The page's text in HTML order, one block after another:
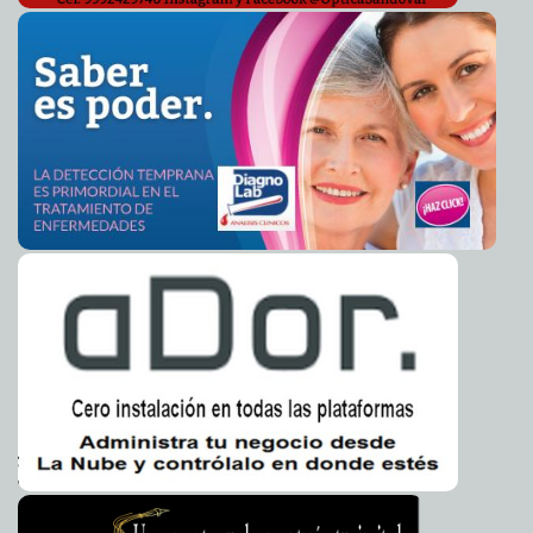
2012-01-25 11:00:55 Ninguna familia que lo necesite se quedará sin recibir
agua y alimentos básicos, afirma Heriberto Félix Guerra Guillermo Barrera
2012-01-25 10:57:15 'Mantener viva la promesa': Obama A7
2012-01-25 10:54:13 Piden a Angela Merkel meter velocidad A7
2012-01-25 10:50:07 Medicamentos matan a más de 25 pakistaníes A7
2012-01-25 10:46:00 Niegan libertad condicional a fundador de Megaupload
2012-01-25 10:31:02 Tormenta solar: lo peor puede estar por llegar (vídeo)
2012-01-25 10:27:42 Cofundador de Apple reconoce superioridad de
2012-01-24 11:49:03 Dios es padre común de todos los seres vivientes:
Mons. Pedro Agustín Rivera Díaz Guillermo Barrera Fernandez
2012-01-24 11:38:09 Custodios de tratado pro-vida promueven el aborto
Guillermo Barrera Fernandez
2012-01-24 11:10:41 Firman convenio para instalar en escuelas casillas
electorales Guillermo Barrera Fernandez
2012-01-24 11:07:02 Hombre con síndrome de cautiverio pide que lo maten
A7
2012-01-24 10:55:56 Francia devuelve veinte cabezas a Nueva Zelanda
2012-01-24 10:50:13 Obama reafirma su compromiso con 'el derecho al